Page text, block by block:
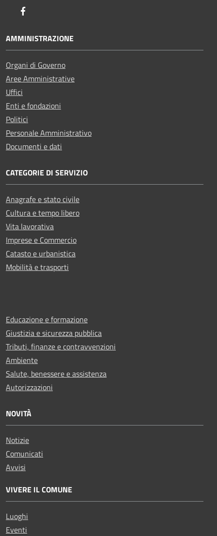
AMMINISTRAZIONE
Organi di Governo
Aree Amministrative
Uffici
Enti e fondazioni
Politici
Personale Amministrativo
Documenti e dati
CATEGORIE DI SERVIZIO
Anagrafe e stato civile
Cultura e tempo libero
Vita lavorativa
Imprese e Commercio
Catasto e urbanistica
Mobilità e trasporti
Educazione e formazione
Giustizia e sicurezza pubblica
Tributi, finanze e contravvenzioni
Ambiente
Salute, benessere e assistenza
Autorizzazioni
NOVITÀ
Notizie
Comunicati
Avvisi
VIVERE IL COMUNE
Luoghi
Eventi